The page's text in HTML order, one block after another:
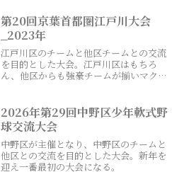
次年度に徳島の『阿波おどりカップ』の
出場資格が得る。
第20回京葉首都圏江戸川大会
_2023年
江戸川区のチームと他区チームとの交流
を目的とした大会。江戸川区はもちろ
ん、他区からも強豪チームが揃いマクド
2026年第29回中野区少年軟式野
球交流大会
中野区が主催となり、中野区のチームと
他区との交流を目的とした大会。新年を
迎え一番最初の大会になる。